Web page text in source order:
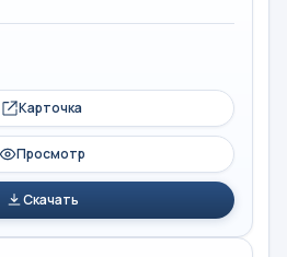
Карточка
Просмотр
Скачать